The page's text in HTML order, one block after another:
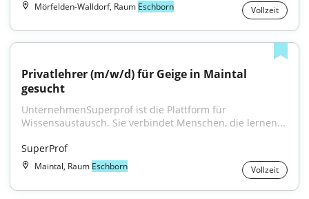
Mörfelden-Walldorf, Raum Eschborn Vollzeit
Privatlehrer (m/w/d) für Geige in Maintal
gesucht
UnternehmenSuperprof ist die Plattform für
Wissensaustausch. Sie verbindet Menschen, die lernen...
SuperProf
Maintal, Raum Eschborn Vollzeit